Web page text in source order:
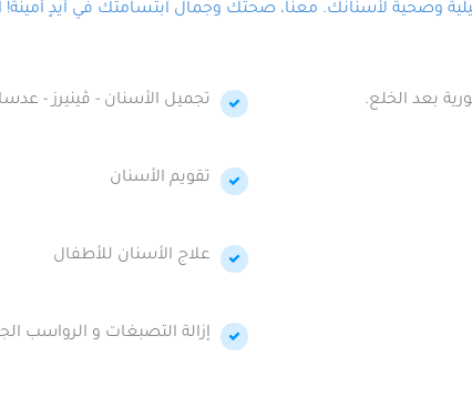
وصحية لأسنانك. معنا، صحتك وجمال ابتسامتك في أيدٍ أمينة!
بعد الخلع. تجميل الأسنان - ڤينيرز -
تقويم الأسنان
علاج الأسنان للأطفال
إزالة التصبغات و الرواسب